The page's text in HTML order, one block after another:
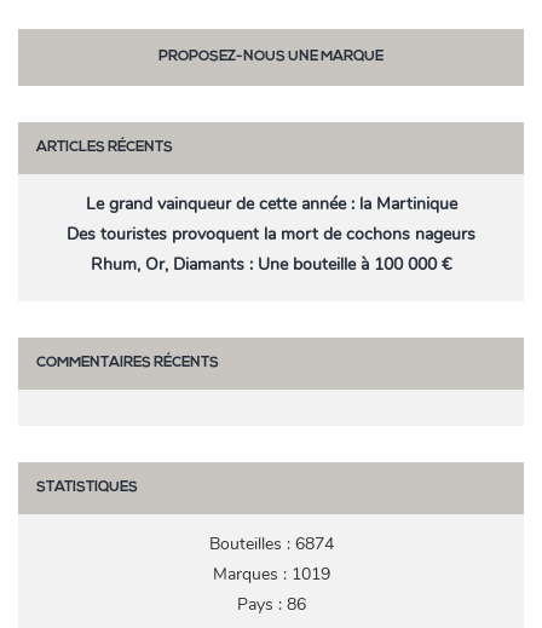
PROPOSEZ-NOUS UNE MARQUE
ARTICLES RÉCENTS
Le grand vainqueur de cette année : la Martinique
Des touristes provoquent la mort de cochons nageurs
Rhum, Or, Diamants : Une bouteille à 100 000 €
COMMENTAIRES RÉCENTS
STATISTIQUES
Bouteilles : 6874
Marques : 1019
Pays : 86